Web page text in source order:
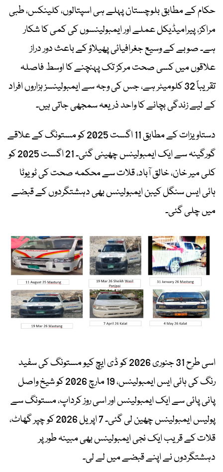
حکام کے مطابق بلوچستان پہلے ہی اسپتالوں، کلینکس، طبی
مراکز، پیرامیڈیکل عملے اور ایمبولینسوں کی کمی کا شکار
ہے۔ صوبے کے وسیع جغرافیائی پھیلاؤ کے باعث دور دراز
علاقوں میں کسی صحت مرکز تک پہنچنے کا اوسط فاصلہ
تقریباً 32 کلومیٹر ہے، جس کی وجہ سے ایمبولینسز ہزاروں افراد
کے لیے زندگی بچانے کا واحد ذریعہ سمجھی جاتی ہیں۔
دستاویزات کے مطابق 11 اگست 2025 کو مستونگ کے علاقے
گورگینہ سے ایک ایمبولینس چھینی گئی۔ 21 اگست 2025 کو
کلی میر خان، خالق آباد، قلات سے محکمہ صحت کی ٹویوٹا
ہائی ایس سنگل کیبن ایمبولینس بھی دہشتگردوں کے قبضے
میں چلی گئی۔
اسی طرح 31 جنوری 2026 کو ڈی ایچ کیو مستونگ کی سفید
رنگ کی ہائی ایس ایمبولینس، 19 مارچ 2026 کو شیخ واصل
پانی پائی سے ایک ایمبولینس اور اسی روز کرداپ، مستونگ سے
پولیس ایمبولینس چھین لی گئی۔ 7 اپریل 2026 کو چپر گھاٹ،
قلات کے قریب ایک نجی ایمبولینس بھی مبینہ طور پر
دہشتگردوں نے اپنے قبضے میں لے لی۔